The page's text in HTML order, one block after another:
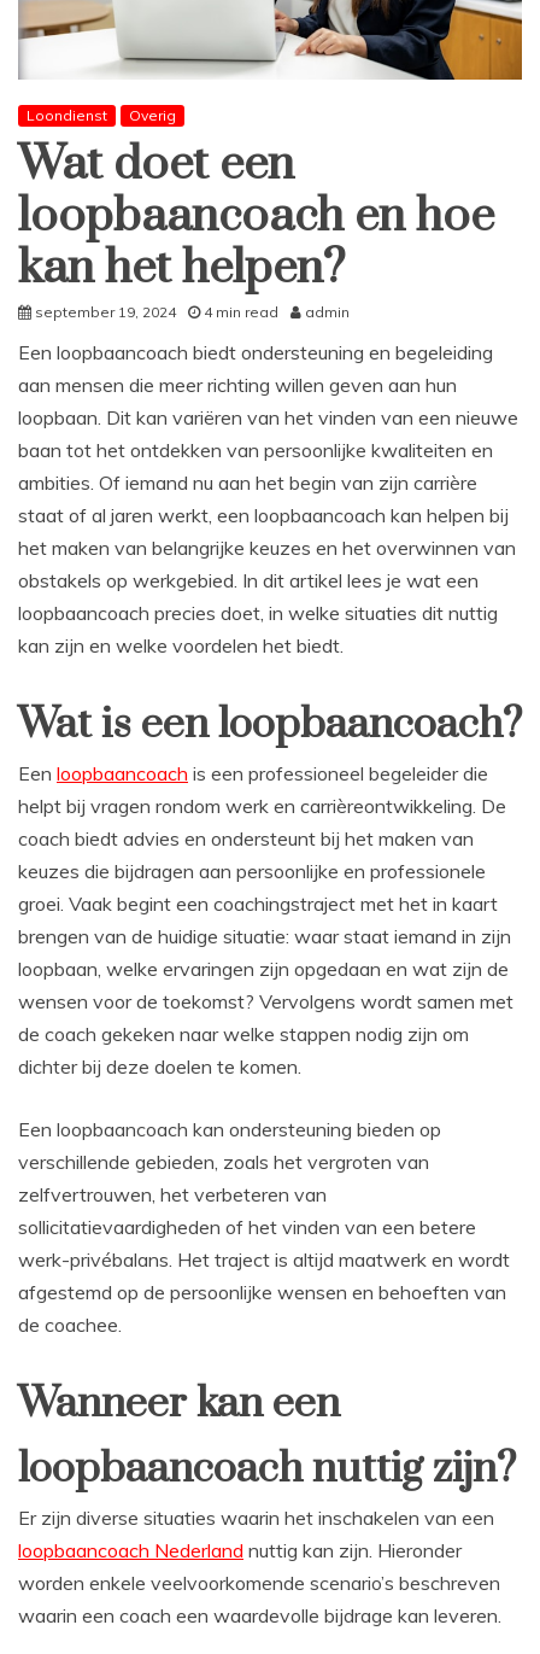
Loondienst Overig
Wat doet een
loopbaancoach en hoe
kan het helpen?
september 19, 2024 4 min read admin
Een loopbaancoach biedt ondersteuning en begeleiding
aan mensen die meer richting willen geven aan hun
loopbaan. Dit kan variëren van het vinden van een nieuwe
baan tot het ontdekken van persoonlijke kwaliteiten en
ambities. Of iemand nu aan het begin van zijn carrière
staat of al jaren werkt, een loopbaancoach kan helpen bij
het maken van belangrijke keuzes en het overwinnen van
obstakels op werkgebied. In dit artikel lees je wat een
loopbaancoach precies doet, in welke situaties dit nuttig
kan zijn en welke voordelen het biedt.
Wat is een loopbaancoach?
Een loopbaancoach is een professioneel begeleider die
helpt bij vragen rondom werk en carrièreontwikkeling. De
coach biedt advies en ondersteunt bij het maken van
keuzes die bijdragen aan persoonlijke en professionele
groei. Vaak begint een coachingstraject met het in kaart
brengen van de huidige situatie: waar staat iemand in zijn
loopbaan, welke ervaringen zijn opgedaan en wat zijn de
wensen voor de toekomst? Vervolgens wordt samen met
de coach gekeken naar welke stappen nodig zijn om
dichter bij deze doelen te komen.
Een loopbaancoach kan ondersteuning bieden op
verschillende gebieden, zoals het vergroten van
zelfvertrouwen, het verbeteren van
sollicitatievaardigheden of het vinden van een betere
werk-privébalans. Het traject is altijd maatwerk en wordt
afgestemd op de persoonlijke wensen en behoeften van
de coachee.
Wanneer kan een
loopbaancoach nuttig zijn?
Er zijn diverse situaties waarin het inschakelen van een
loopbaancoach Nederland nuttig kan zijn. Hieronder
worden enkele veelvoorkomende scenario’s beschreven
waarin een coach een waardevolle bijdrage kan leveren.